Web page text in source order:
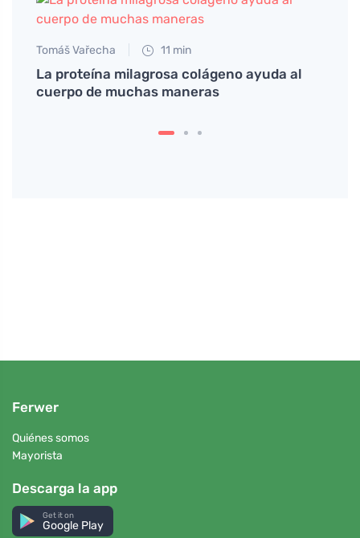
Tomáš Vařecha 11 min
La proteína milagrosa colágeno ayuda al
cuerpo de muchas maneras
Ferwer
Quiénes somos
Mayorista
Descarga la app
Get it on
Google Play